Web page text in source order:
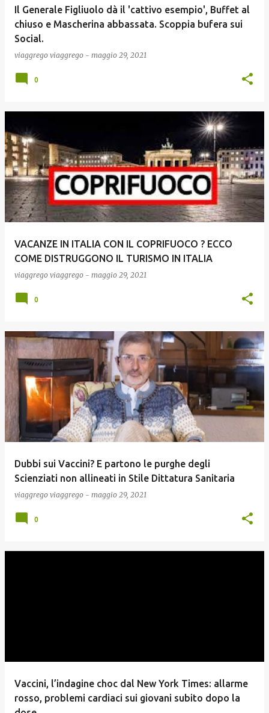
Il Generale Figliuolo dà il 'cattivo esempio', Buffet al
chiuso e Mascherina abbassata. Scoppia bufera sui
Social.
viaggrego viaggrego - maggio 29, 2021
0
VACANZE IN ITALIA CON IL COPRIFUOCO ? ECCO
COME DISTRUGGONO IL TURISMO IN ITALIA
viaggrego viaggrego - maggio 29, 2021
0
Dubbi sui Vaccini? E partono le purghe degli
Scienziati non allineati in Stile Dittatura Sanitaria
viaggrego viaggrego - maggio 29, 2021
0
Vaccini, l’indagine choc dal New York Times: allarme
rosso, problemi cardiaci sui giovani subito dopo la